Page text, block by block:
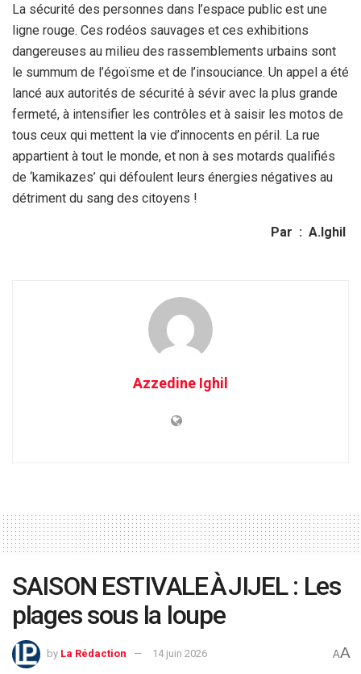
La sécurité des personnes dans l’espace public est une
ligne rouge. Ces rodéos sauvages et ces exhibitions
dangereuses au milieu des rassemblements urbains sont
le summum de l’égoïsme et de l’insouciance. Un appel a été
lancé aux autorités de sécurité à sévir avec la plus grande
fermeté, à intensifier les contrôles et à saisir les motos de
tous ceux qui mettent la vie d’innocents en péril. La rue
appartient à tout le monde, et non à ses motards qualifiés
de ‘kamikazes’ qui défoulent leurs énergies négatives au
détriment du sang des citoyens !
Par : A.Ighil
Azzedine Ighil
SAISON ESTIVALE À JIJEL : Les
plages sous la loupe
by La Rédaction 14 juin 2026 AA